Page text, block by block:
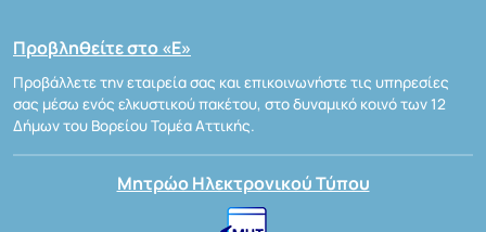
Προβληθείτε στο «Ε»
Προβάλλετε την εταιρεία σας και επικοινωνήστε τις υπηρεσίες
σας μέσω ενός ελκυστικού πακέτου, στο δυναμικό κοινό των 12
Δήμων του Βορείου Τομέα Αττικής.
Μητρώο Ηλεκτρονικού Τύπου